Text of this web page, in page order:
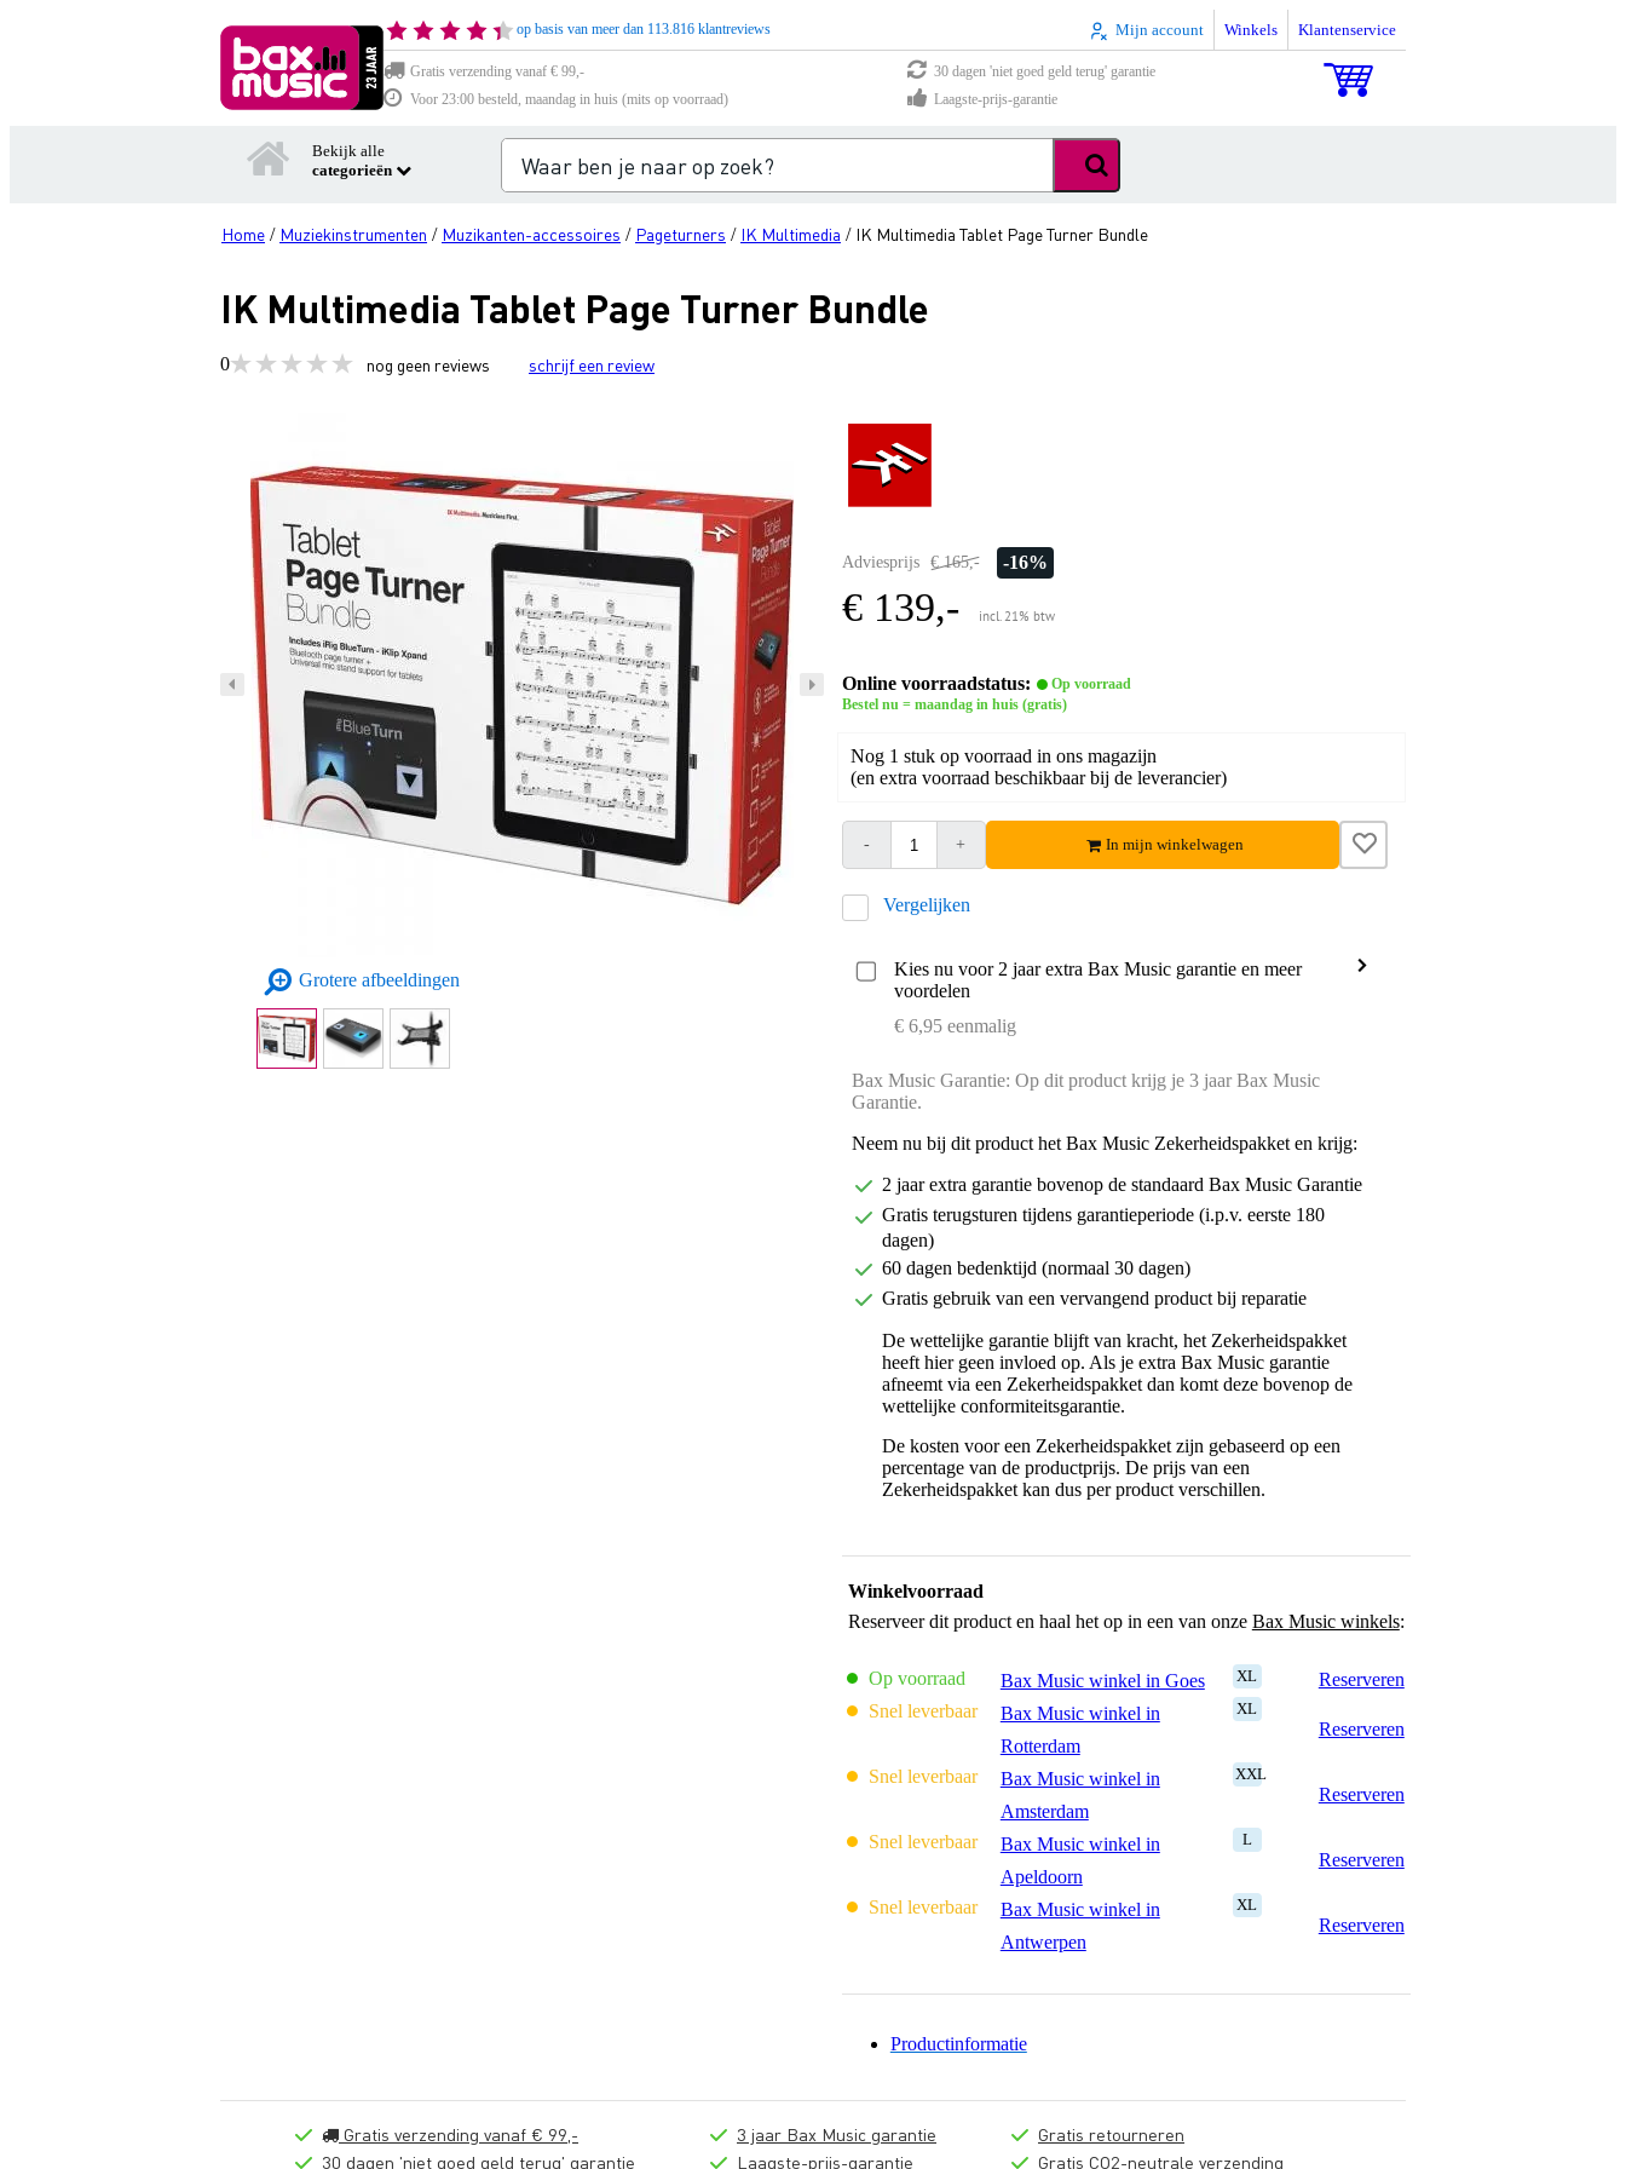
op basis van meer dan 113.816 klantreviews Mijn account Winkels Klantenservice
Gratis verzending vanaf € 99,-
30 dagen 'niet goed geld terug' garantie
Voor 23:00 besteld, maandag in huis (mits op voorraad)
Laagste-prijs-garantie
Bekijk alle
categorieën
Home / Muziekinstrumenten / Muzikanten-accessoires / Pageturners / IK Multimedia / IK Multimedia Tablet Page Turner Bundle
IK Multimedia Tablet Page Turner Bundle
0 nog geen reviews schrijf een review
Grotere afbeeldingen
Adviesprijs € 165,- -16%
€ 139,- incl. 21% btw
Online voorraadstatus:
Op voorraad
Bestel nu = maandag in huis (gratis)
Nog 1 stuk op voorraad in ons magazijn
(en extra voorraad beschikbaar bij de leverancier)
- + In mijn winkelwagen
Vergelijken
Kies nu voor 2 jaar extra Bax Music garantie en meer
voordelen
€ 6,95 eenmalig
Bax Music Garantie: Op dit product krijg je 3 jaar Bax Music
Garantie.
Neem nu bij dit product het Bax Music Zekerheidspakket en krijg:
2 jaar extra garantie bovenop de standaard Bax Music Garantie
Gratis terugsturen tijdens garantieperiode (i.p.v. eerste 180
dagen)
60 dagen bedenktijd (normaal 30 dagen)
Gratis gebruik van een vervangend product bij reparatie
De wettelijke garantie blijft van kracht, het Zekerheidspakket
heeft hier geen invloed op. Als je extra Bax Music garantie
afneemt via een Zekerheidspakket dan komt deze bovenop de
wettelijke conformiteitsgarantie.
De kosten voor een Zekerheidspakket zijn gebaseerd op een
percentage van de productprijs. De prijs van een
Zekerheidspakket kan dus per product verschillen.
Winkelvoorraad
Reserveer dit product en haal het op in een van onze Bax Music winkels:
Op voorraad Bax Music winkel in Goes XL
Reserveren
Snel leverbaar
Bax Music winkel in
Rotterdam
XL
Reserveren
Snel leverbaar
Bax Music winkel in
Amsterdam
XXL
Reserveren
Snel leverbaar
Bax Music winkel in
Apeldoorn
L
Reserveren
Snel leverbaar
Bax Music winkel in
Antwerpen
XL
Reserveren
Productinformatie
Gratis verzending vanaf € 99,-
30 dagen 'niet goed geld terug' garantie
3 jaar Bax Music garantie
Laagste-prijs-garantie
Gratis retourneren
Gratis CO2-neutrale verzending